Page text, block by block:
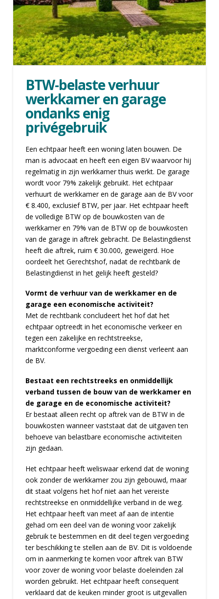
BTW-belaste verhuur
werkkamer en garage
ondanks enig
privégebruik
Een echtpaar heeft een woning laten bouwen. De
man is advocaat en heeft een eigen BV waarvoor hij
regelmatig in zijn werkkamer thuis werkt. De garage
wordt voor 79% zakelijk gebruikt. Het echtpaar
verhuurt de werkkamer en de garage aan de BV voor
€ 8.400, exclusief BTW, per jaar. Het echtpaar heeft
de volledige BTW op de bouwkosten van de
werkkamer en 79% van de BTW op de bouwkosten
van de garage in aftrek gebracht. De Belastingdienst
heeft die aftrek, ruim € 30.000, geweigerd. Hoe
oordeelt het Gerechtshof, nadat de rechtbank de
Belastingdienst in het gelijk heeft gesteld?
Vormt de verhuur van de werkkamer en de
garage een economische activiteit?
Met de rechtbank concludeert het hof dat het
echtpaar optreedt in het economische verkeer en
tegen een zakelijke en rechtstreekse,
marktconforme vergoeding een dienst verleent aan
de BV.
Bestaat een rechtstreeks en onmiddellijk
verband tussen de bouw van de werkkamer en
de garage en de economische activiteit?
Er bestaat alleen recht op aftrek van de BTW in de
bouwkosten wanneer vaststaat dat de uitgaven ten
behoeve van belastbare economische activiteiten
zijn gedaan.
Het echtpaar heeft weliswaar erkend dat de woning
ook zonder de werkkamer zou zijn gebouwd, maar
dit staat volgens het hof niet aan het vereiste
rechtstreekse en onmiddellijke verband in de weg.
Het echtpaar heeft van meet af aan de intentie
gehad om een deel van de woning voor zakelijk
gebruik te bestemmen en dit deel tegen vergoeding
ter beschikking te stellen aan de BV. Dit is voldoende
om in aanmerking te komen voor aftrek van BTW
voor zover de woning voor belaste doeleinden zal
worden gebruikt. Het echtpaar heeft consequent
verklaard dat de keuken minder groot is uitgevallen